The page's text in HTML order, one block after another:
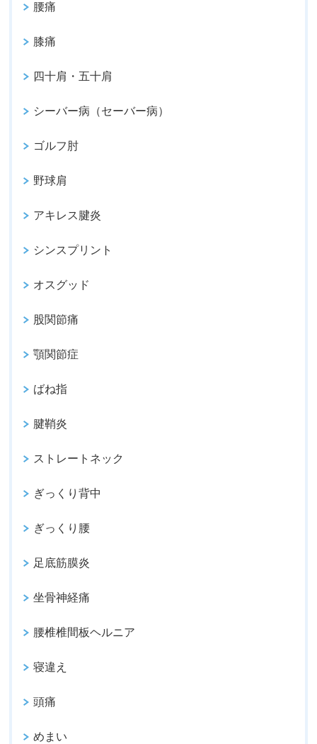
腰痛
膝痛
四十肩・五十肩
シーバー病（セーバー病）
ゴルフ肘
野球肩
アキレス腱炎
シンスプリント
オスグッド
股関節痛
顎関節症
ばね指
腱鞘炎
ストレートネック
ぎっくり背中
ぎっくり腰
足底筋膜炎
坐骨神経痛
腰椎椎間板ヘルニア
寝違え
頭痛
めまい